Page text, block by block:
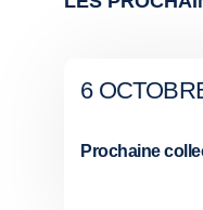
6
Prochaine